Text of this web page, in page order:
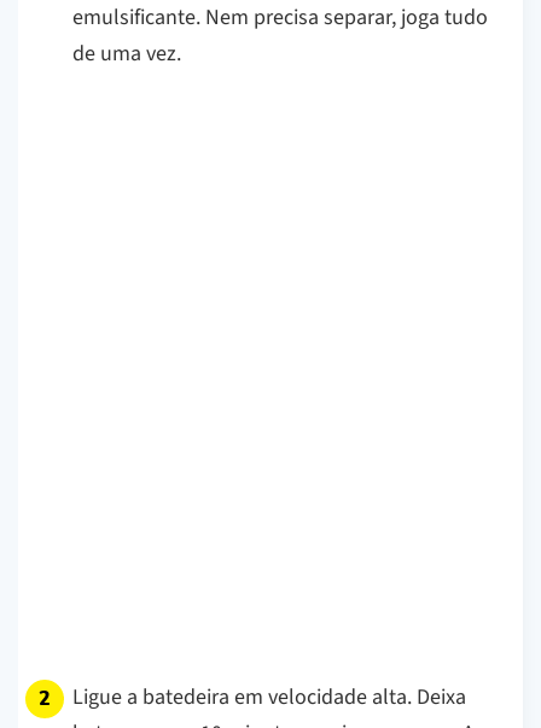
emulsificante. Nem precisa separar, joga tudo
de uma vez.
Ligue a batedeira em velocidade alta. Deixa